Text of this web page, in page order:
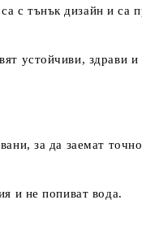
с тънък дизайн и са
устойчиви, здрави
за да заемат
и не попиват вода.